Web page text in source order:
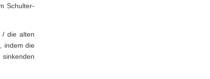
Schulter-
/ die alten
indem die